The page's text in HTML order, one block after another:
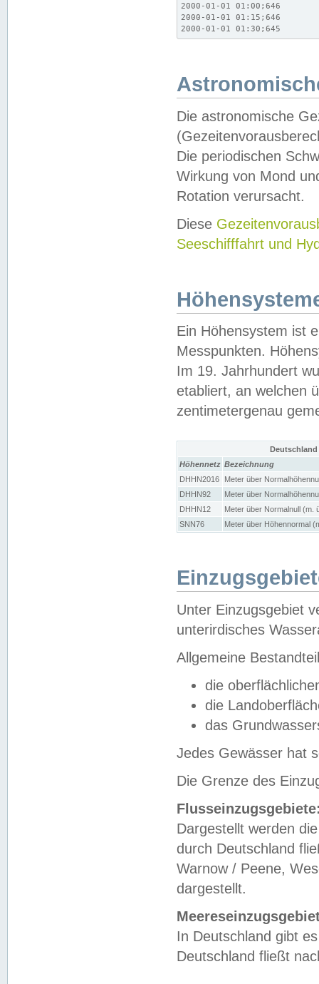
2000-01-01 01:00;646
2000-01-01 01:15;646
2000-01-01 01:30;645
Die astronomische
Die periodischen
Wirkung von Mond
Rotation verursacht.
Diese
Seeschifffahrt und
Ein Höhensystem ist
Messpunkten.
Im 19. Jahrhundert
etabliert, an welchen
zentimetergenau
Höhennetz Bezeichnung
DHHN2016
Meter über
DHHN92
Meter über
DHHN12
Meter über Normalnull (m.
SNN76
Meter über Höhennormal
Unter Einzugsgebiet
unterirdisches
Allgemeine
die
die
das
Jedes Gewässer hat
Die Grenze des
Dargestellt werden
durch Deutschland
Warnow / Peene,
dargestellt.
In Deutschland gibt
Deutschland fließt